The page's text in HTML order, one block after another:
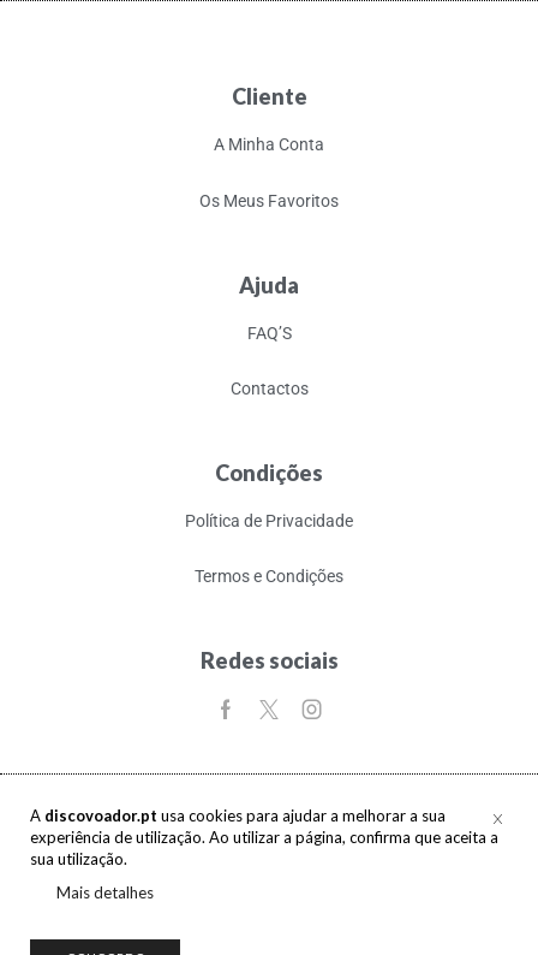
A discovoador.pt usa cookies para ajudar a melhorar a sua
experiência de utilização. Ao utilizar a página, confirma que aceita a
sua utilização.
Mais detalhes
Cliente
A Minha Conta
Os Meus Favoritos
Ajuda
FAQ’S
Contactos
Condições
Política de Privacidade
Termos e Condições
Redes sociais
Copyright © 2017-2026 discovoador. Todos os direitos reservados.